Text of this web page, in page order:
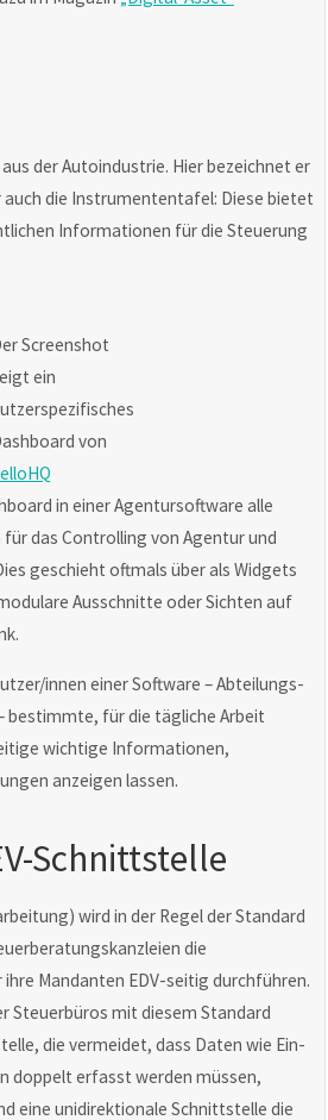
der Autoindustrie. Hier bezeichnet er
die Instrumententafel: Diese bietet
Informationen für die Steuerung
Screenshot
ein
von
in einer Agentursoftware alle
das Controlling von Agentur und
geschieht oftmals über als Widgets
Ausschnitte oder Sichten auf
innen einer Software – Abteilungs-
bestimmte, für die tägliche Arbeit
wichtige Informationen,
anzeigen lassen.
Schnittstelle
wird in der Regel der Standard
die
Mandanten EDV-seitig durchführen.
Steuerbüros mit diesem Standard
die vermeidet, dass Daten wie Ein-
doppelt erfasst werden müssen,
eine unidirektionale Schnittstelle die